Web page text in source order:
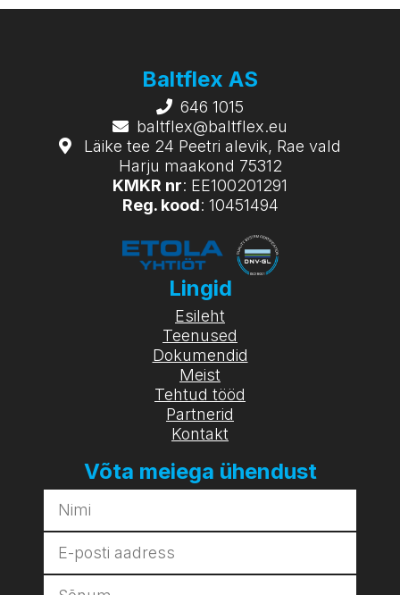
Baltflex AS
646 1015
baltflex@baltflex.eu
Läike tee 24 Peetri alevik, Rae vald
Harju maakond 75312
KMKR nr: EE100201291
Reg. kood: 10451494
Lingid
Esileht
Teenused
Dokumendid
Meist
Tehtud tööd
Partnerid
Kontakt
Võta meiega ühendust